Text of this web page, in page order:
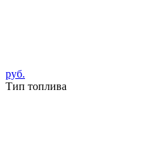
руб.
Тип топлива